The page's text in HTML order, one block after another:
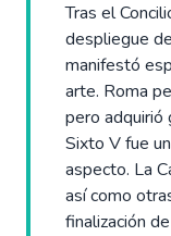
Tras el
despliegue
manifestó
arte. Roma
pero adquirió
Sixto V fue
aspecto. La
así como
finalización